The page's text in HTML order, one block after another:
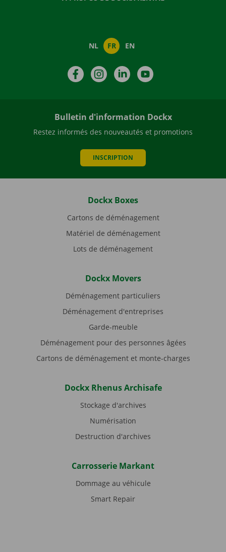
NL FR EN
FacebookInstagramLinkedIn
Bulletin d'information Dockx
Restez informés des nouveautés et promotions
INSCRIPTION
Dockx Boxes
Cartons de déménagement
Matériel de déménagement
Lots de déménagement
Dockx Movers
Déménagement particuliers
Déménagement d'entreprises
Garde-meuble
Déménagement pour des personnes âgées
Cartons de déménagement et monte-charges
Dockx Rhenus Archisafe
Stockage d'archives
Numérisation
Destruction d'archives
Carrosserie Markant
Dommage au véhicule
Smart Repair